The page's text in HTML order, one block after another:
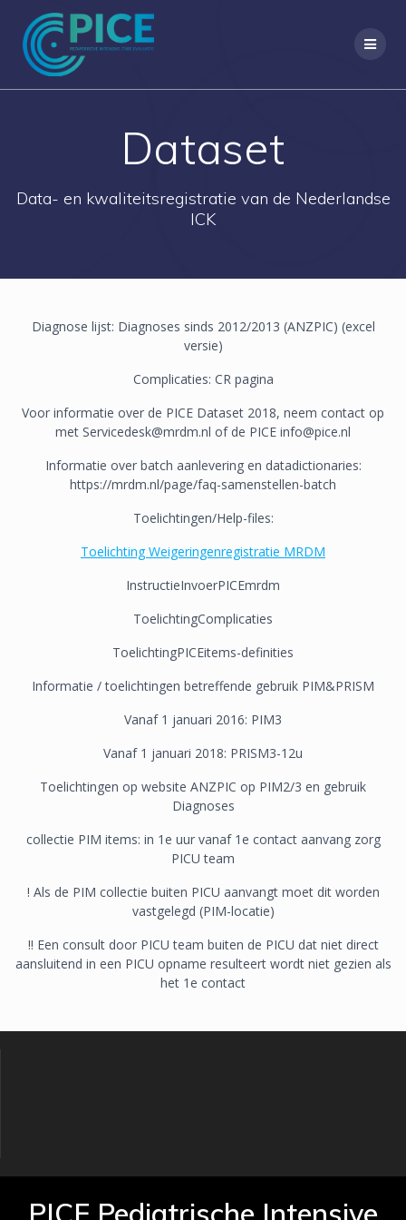
Dataset
Data- en kwaliteitsregistratie van de Nederlandse
ICK
Diagnose lijst: Diagnoses sinds 2012/2013 (ANZPIC) (excel
versie)
Complicaties: CR pagina
Voor informatie over de PICE Dataset 2018, neem contact op
met Servicedesk@mrdm.nl of de PICE info@pice.nl
Informatie over batch aanlevering en datadictionaries:
https://mrdm.nl/page/faq-samenstellen-batch
Toelichtingen/Help-files:
Toelichting Weigeringenregistratie MRDM
InstructieInvoerPICEmrdm
ToelichtingComplicaties
ToelichtingPICEitems-definities
Informatie / toelichtingen betreffende gebruik PIM&PRISM
Vanaf 1 januari 2016: PIM3
Vanaf 1 januari 2018: PRISM3-12u
Toelichtingen op website ANZPIC op PIM2/3 en gebruik
Diagnoses
collectie PIM items: in 1e uur vanaf 1e contact aanvang zorg
PICU team
! Als de PIM collectie buiten PICU aanvangt moet dit worden
vastgelegd (PIM-locatie)
!! Een consult door PICU team buiten de PICU dat niet direct
aansluitend in een PICU opname resulteert wordt niet gezien als
het 1e contact